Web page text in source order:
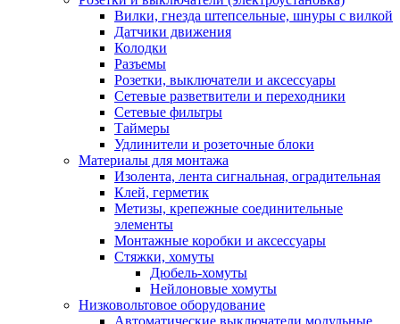
Вилки, гнезда штепсельные, шнуры с вилкой
Датчики движения
Колодки
Разъемы
Розетки, выключатели и аксессуары
Сетевые разветвители и переходники
Сетевые фильтры
Таймеры
Удлинители и розеточные блоки
Материалы для монтажа
Изолента, лента сигнальная, оградительная
Клей, герметик
Метизы, крепежные соединительные
элементы
Монтажные коробки и аксессуары
Стяжки, хомуты
Дюбель-хомуты
Нейлоновые хомуты
Низковольтовое оборудование
Автоматические выключатели модульные